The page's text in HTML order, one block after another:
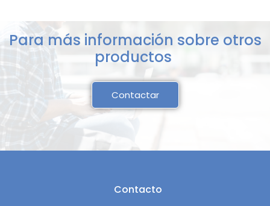
Para más información sobre otros
productos
Contactar
Contacto